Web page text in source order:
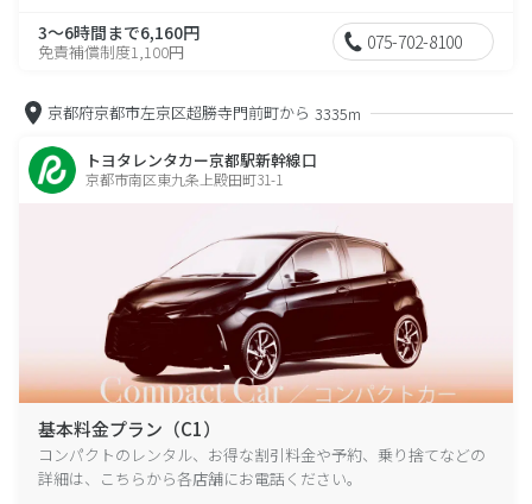
3～6時間まで6,160円
免責補償制度1,100円 075-702-8100
京都府京都市左京区超勝寺門前町から 3335m
トヨタレンタカー京都駅新幹線口
京都市南区東九条上殿田町31-1
基本料金プラン（C1）
コンパクトのレンタル、お得な割引料金や予約、乗り捨てなどの
詳細は、こちらから各店舗にお電話ください。